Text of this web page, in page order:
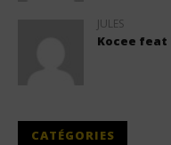
JULES
Kocee feat
CATÉGORIES